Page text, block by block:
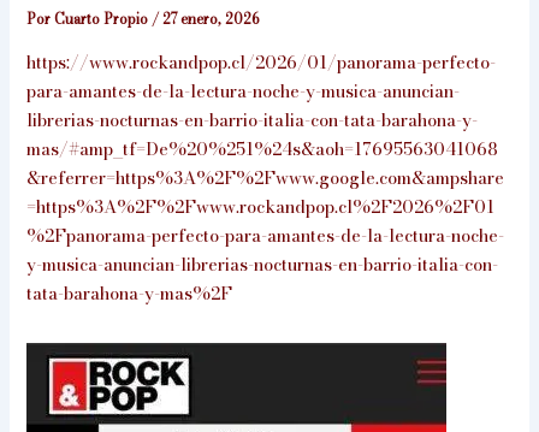
PorCuarto Propio /27 enero, 2026
https://www.rockandpop.cl/2026/01/panorama-perfecto-
para-amantes-de-la-lectura-noche-y-musica-anuncian-
librerias-nocturnas-en-barrio-italia-con-tata-barahona-y-
mas/#amp_tf=De%20%251%24s&aoh=17695563041068
&referrer=https%3A%2F%2Fwww.google.com&ampshare
=https%3A%2F%2Fwww.rockandpop.cl%2F2026%2F01
%2Fpanorama-perfecto-para-amantes-de-la-lectura-noche-
y-musica-anuncian-librerias-nocturnas-en-barrio-italia-con-
tata-barahona-y-mas%2F